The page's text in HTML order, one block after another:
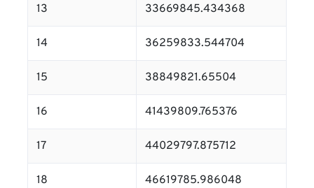
13 33669845.434368
14 36259833.544704
15 38849821.65504
16 41439809.765376
17 44029797.875712
18 46619785.986048